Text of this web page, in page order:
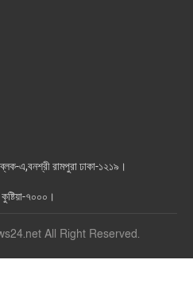
এ,বনশ্রী রামপুরা ঢাকা-১২১৯।
৭০০০।
All Right Reserved.